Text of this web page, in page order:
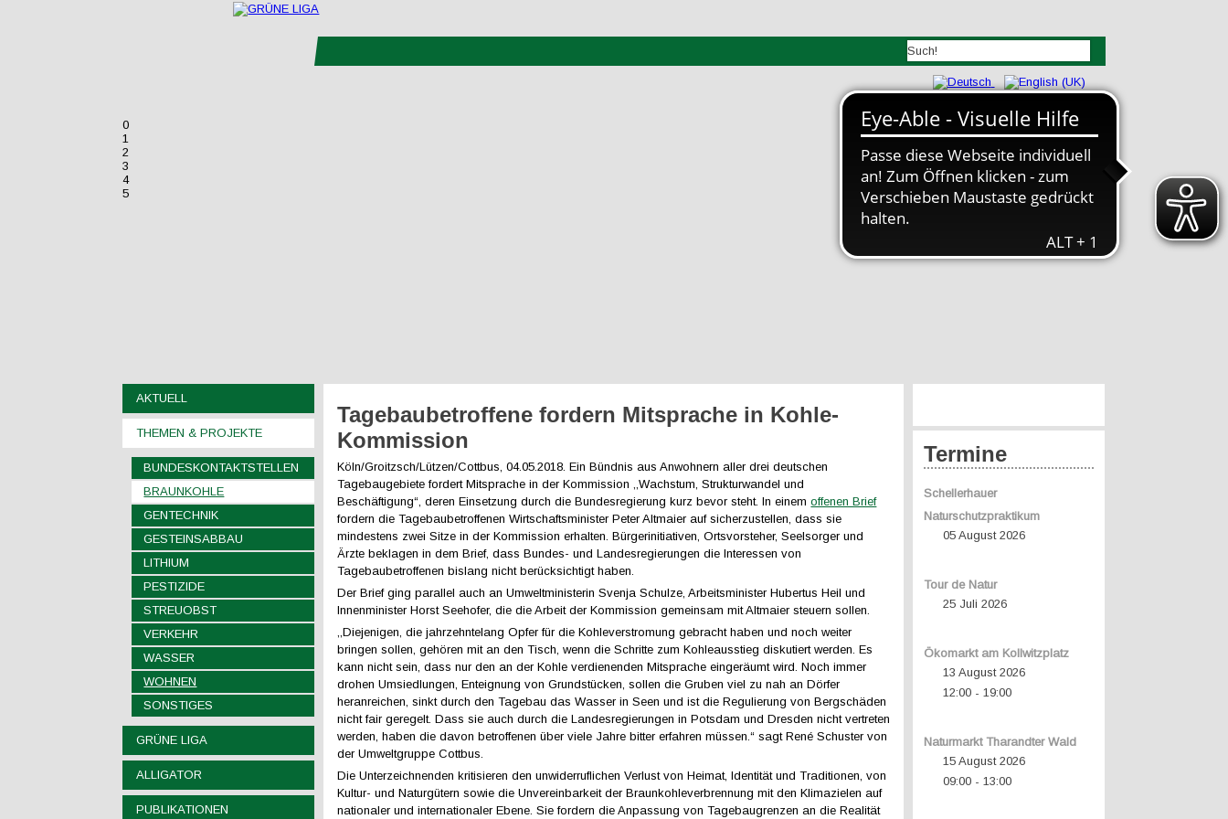
0
1
2
3
4
5
AKTUELL
THEMEN & PROJEKTE
BUNDESKONTAKTSTELLEN
BRAUNKOHLE
GENTECHNIK
GESTEINSABBAU
LITHIUM
PESTIZIDE
STREUOBST
VERKEHR
WASSER
WOHNEN
SONSTIGES
GRÜNE LIGA
ALLIGATOR
PUBLIKATIONEN
Tagebaubetroffene fordern Mitsprache in Kohle-
Kommission
Köln/Groitzsch/Lützen/Cottbus, 04.05.2018. Ein Bündnis aus Anwohnern aller drei deutschen
Tagebaugebiete fordert Mitsprache in der Kommission ,,Wachstum, Strukturwandel und
Beschäftigung“, deren Einsetzung durch die Bundesregierung kurz bevor steht. In einemoffenen Brief
fordern die Tagebaubetroffenen Wirtschaftsminister Peter Altmaier auf sicherzustellen, dass sie
mindestens zwei Sitze in der Kommission erhalten. Bürgerinitiativen, Ortsvorsteher, Seelsorger und
Ärzte beklagen in dem Brief, dass Bundes- und Landesregierungen die Interessen von
Tagebaubetroffenen bislang nicht berücksichtigt haben.
Der Brief ging parallel auch an Umweltministerin Svenja Schulze, Arbeitsminister Hubertus Heil und
Innenminister Horst Seehofer, die die Arbeit der Kommission gemeinsam mit Altmaier steuern sollen.
,,Diejenigen, die jahrzehntelang Opfer für die Kohleverstromung gebracht haben und noch weiter
bringen sollen, gehören mit an den Tisch, wenn die Schritte zum Kohleausstieg diskutiert werden. Es
kann nicht sein, dass nur den an der Kohle verdienenden Mitsprache eingeräumt wird. Noch immer
drohen Umsiedlungen, Enteignung von Grundstücken, sollen die Gruben viel zu nah an Dörfer
heranreichen, sinkt durch den Tagebau das Wasser in Seen und ist die Regulierung von Bergschäden
nicht fair geregelt. Dass sie auch durch die Landesregierungen in Potsdam und Dresden nicht vertreten
werden, haben die davon betroffenen über viele Jahre bitter erfahren müssen.“ sagt René Schuster von
der Umweltgruppe Cottbus.
Die Unterzeichnenden kritisieren den unwiderruflichen Verlust von Heimat, Identität und Traditionen, von
Kultur- und Naturgütern sowie die Unvereinbarkeit der Braunkohleverbrennung mit den Klimazielen auf
nationaler und internationaler Ebene. Sie fordern die Anpassung von Tagebaugrenzen an die Realität
Termine
Schellerhauer
Naturschutzpraktikum
05 August 2026
Tour de Natur
25 Juli 2026
Ökomarkt am Kollwitzplatz
13 August 2026
12:00 -19:00
Naturmarkt Tharandter Wald
15 August 2026
09:00 -13:00